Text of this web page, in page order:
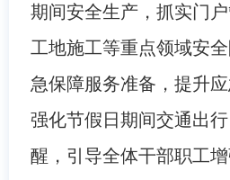
期间安全生产，抓实门户
工地施工等重点领域安
急保障服务准备，提升
强化节假日期间交通出
醒，引导全体干部职工